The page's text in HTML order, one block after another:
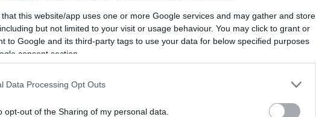
that this website/app uses one or more Google services and may gather and store
but not limited to your visit or usage behaviour. You may click to grant or
to Google and its third-party tags to use your data for below specified purposes
consent section.
Data Processing Opt Outs
opt-out of the Sharing of my personal data.